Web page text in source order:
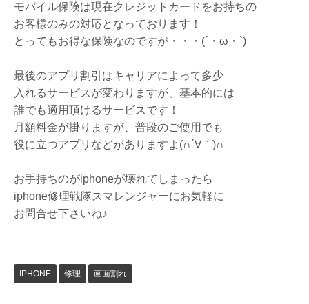
モバイル保険は現在クレジットカードをお持ちの
お客様のみの対応となっております！
とってもお得な保険なのですが・・・(´・ω・`)
最後のアプリ割引はキャリアによって多少
入れるサービスが変わりますが、基本的には
誰でも適用頂けるサービスです！
月額料金が掛りますが、普段のご使用でも
役に立つアプリなどがありますよ(∩´∀｀)∩
お手持ちのがiphoneが壊れてしまったら
iphone修理戦隊スマレンジャーにお気軽に
お問合せ下さいね♪
IPHONE 修理 画面割れ